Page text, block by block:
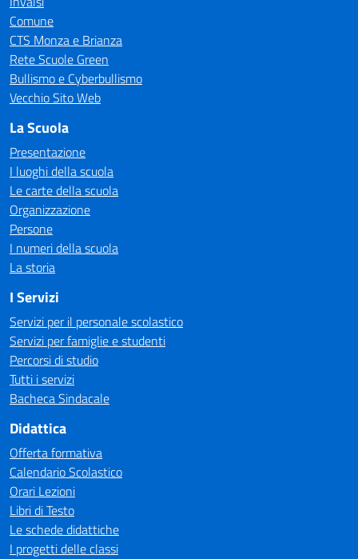
Comune
CTS Monza e Brianza
Rete Scuole Green
Bullismo e Cyberbullismo
Vecchio Sito Web
La Scuola
Presentazione
I luoghi della scuola
Le carte della scuola
Organizzazione
Persone
I numeri della scuola
La storia
I Servizi
Servizi per il personale scolastico
Servizi per famiglie e studenti
Percorsi di studio
Tutti i servizi
Bacheca Sindacale
Didattica
Offerta formativa
Calendario Scolastico
Orari Lezioni
Libri di Testo
Le schede didattiche
I progetti delle classi